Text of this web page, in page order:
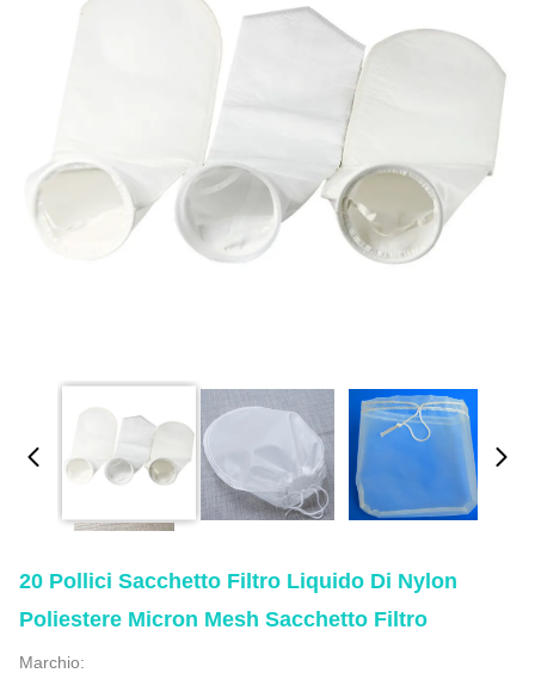
20 Pollici Sacchetto Filtro Liquido Di Nylon
Poliestere Micron Mesh Sacchetto Filtro
Marchio: